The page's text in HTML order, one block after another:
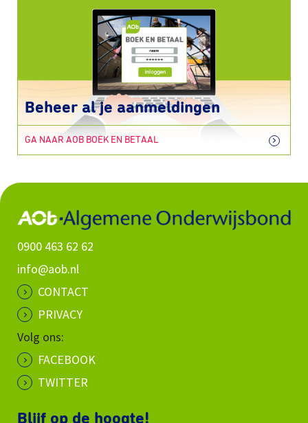
Beheer al je aanmeldingen
GA NAAR AOB BOEK EN BETAAL
0900 463 62 62
info@aob.nl
CONTACT
PRIVACY
Volg ons:
FACEBOOK
TWITTER
Blijf op de hoogte!